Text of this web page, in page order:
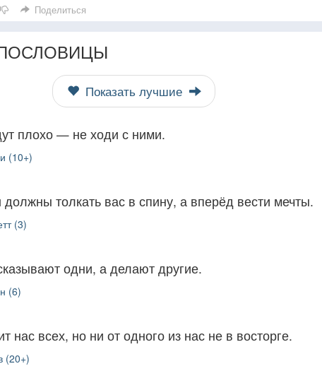
Поделиться
Показать лучшие
плохо — не ходи с ними.
(10+)
толкать вас в спину, а вперёд вести мечты.
(3)
одни, а делают другие.
(6)
нас всех, но ни от одного из нас не в восторге.
(20+)